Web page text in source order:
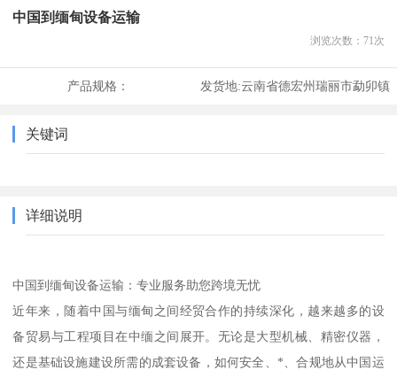
中国到缅甸设备运输
浏览次数： 71 次
产品规格： 发货地:云南省德宏州瑞丽市勐卯镇
关键词
详细说明
中国到缅甸设备运输：专业服务助您跨境无忧
近年来，随着中国与缅甸之间经贸合作的持续深化，越来越多的设
备贸易与工程项目在中缅之间展开。无论是大型机械、精密仪器，
还是基础设施建设所需的成套设备，如何安全、*、合规地从中国运